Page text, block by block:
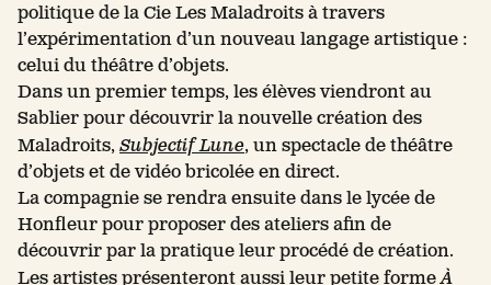
politique de la Cie Les Maladroits à travers
l’expérimentation d’un nouveau langage artistique :
celui du théâtre d’objets.
Dans un premier temps, les élèves viendront au
Sablier pour découvrir la nouvelle création des
Maladroits, Subjectif Lune, un spectacle de théâtre
d’objets et de vidéo bricolée en direct.
La compagnie se rendra ensuite dans le lycée de
Honfleur pour proposer des ateliers afin de
découvrir par la pratique leur procédé de création.
Les artistes présenteront aussi leur petite formeÀ